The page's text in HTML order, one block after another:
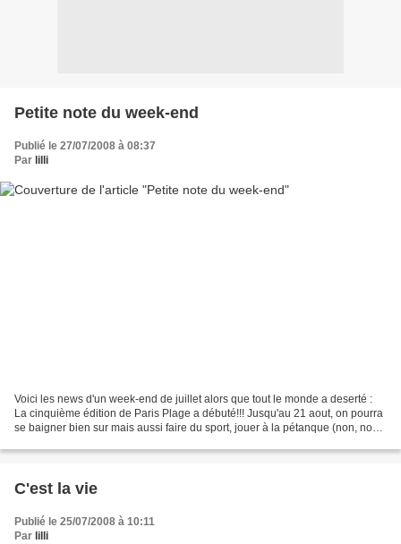
Petite note du week-end
Publié le 27/07/2008 à 08:37
Par lilli
Voici les news d'un week-end de juillet alors que tout le monde a deserté :
La cinquième édition de Paris Plage a débuté!!! Jusqu'au 21 aout, on pourra
se baigner bien sur mais aussi faire du sport, jouer à la pétanque (non, non,
C'est la vie
Publié le 25/07/2008 à 10:11
Par lilli